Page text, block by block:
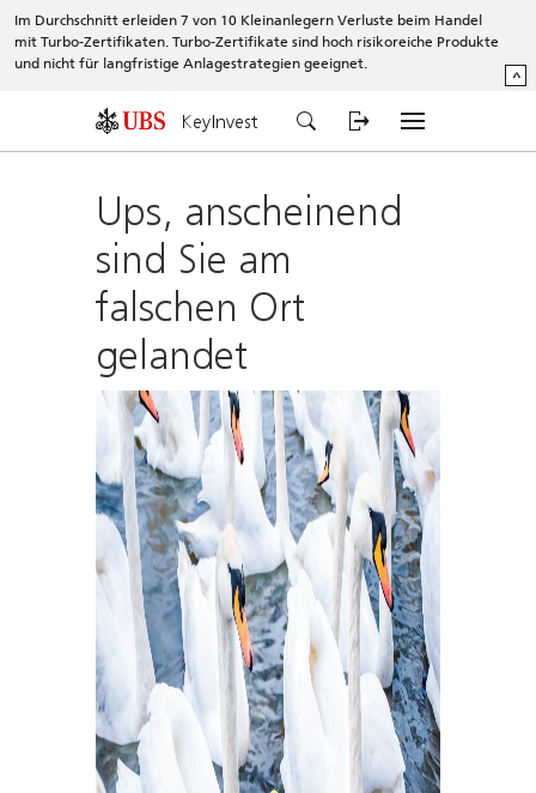
Im Durchschnitt erleiden 7 von 10 Kleinanlegern Verluste beim Handel
mit Turbo-Zertifikaten. Turbo-Zertifikate sind hoch risikoreiche Produkte
und nicht für langfristige Anlagestrategien geeignet.
^
KeyInvest
Ups, anscheinend
sind Sie am
falschen Ort
gelandet